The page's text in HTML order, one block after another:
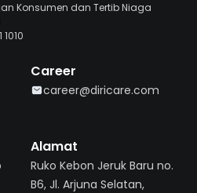
Konsumen dan Tertib Niaga
Career
career@diricare.com
Alamat
Ruko Kebon Jeruk Baru no.
B6, Jl. Arjuna Selatan,